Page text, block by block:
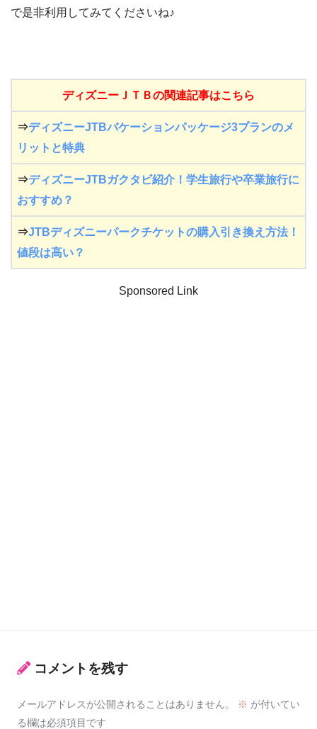
で是非利用してみてくださいね♪
ディズニーＪＴＢの関連記事はこちら
⇒ディズニーJTBバケーションパッケージ3プランのメ
リットと特典
⇒ディズニーJTBガクタビ紹介！学生旅行や卒業旅行に
おすすめ？
⇒JTBディズニーパークチケットの購入引き換え方法！
値段は高い？
Sponsored Link
コメントを残す
メールアドレスが公開されることはありません。 ※ が付いてい
る欄は必須項目です